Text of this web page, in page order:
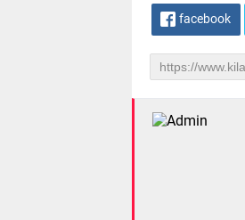
facebook